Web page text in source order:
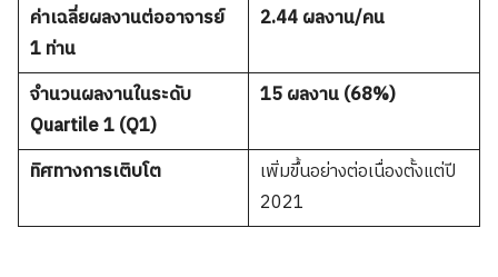
ค่าเฉลี่ยผลงานต่ออาจารย์
1 ท่าน
2.44 ผลงาน/คน
จำนวนผลงานในระดับ
Quartile 1 (Q1)
15 ผลงาน (68%)
ทิศทางการเติบโต
เพิ่มขึ้นอย่างต่อเนื่องตั้งแต่ปี
2021